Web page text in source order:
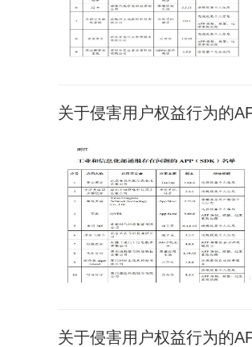
关于侵害用户权益行为的
关于侵害用户权益行为的